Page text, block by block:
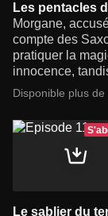
Les pentacles
Morgane,
compte des
pratiquer la
innocence,
Disponible plus de
Le sablier du